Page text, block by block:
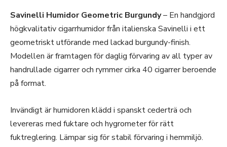
Savinelli Humidor Geometric Burgundy– En handgjord
högkvalitativ cigarrhumidor från italienska Savinelli i ett
geometriskt utförande med lackad burgundy-finish.
Modellen är framtagen för daglig förvaring av all typer av
handrullade cigarrer och rymmer cirka 40 cigarrer beroende
på format.
Invändigt är humidoren klädd i spanskt cederträ och
levereras med fuktare och hygrometer för rätt
fuktreglering. Lämpar sig för stabil förvaring i hemmiljö.